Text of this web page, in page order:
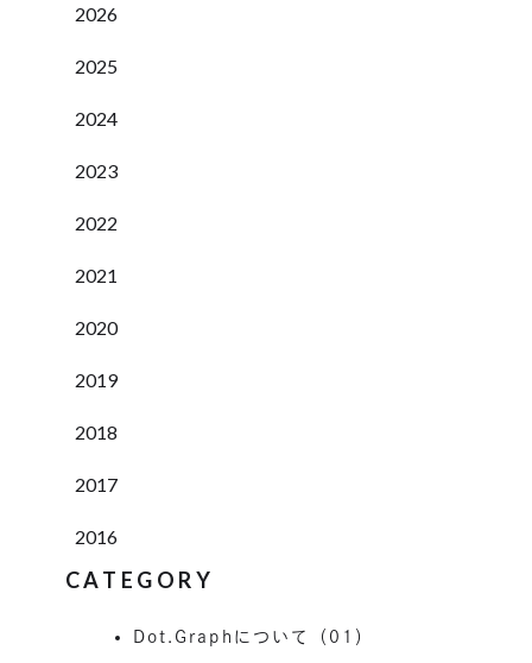
2026
2025
2024
2023
2022
2021
2020
2019
2018
2017
2016
CATEGORY
Dot.Graphについて（01）